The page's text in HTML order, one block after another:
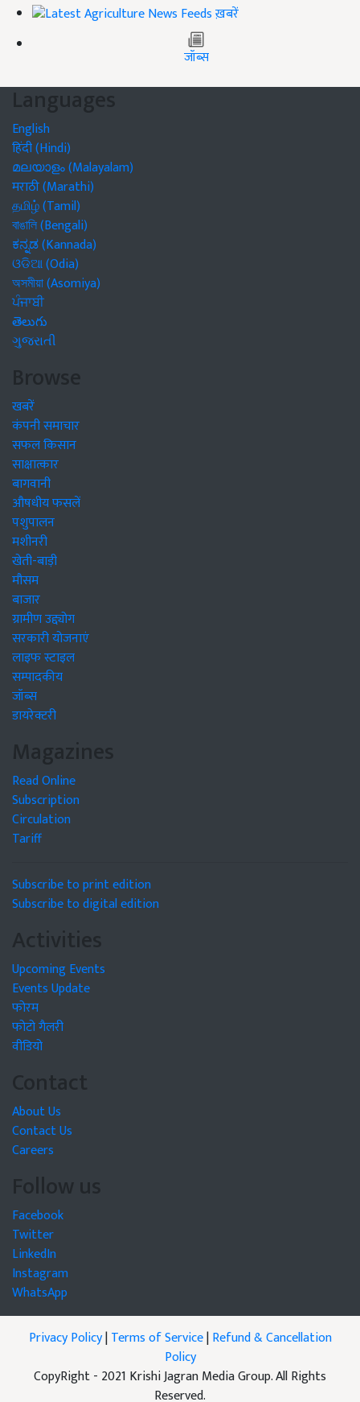
ख़बरें
जॉब्स
Languages
English
हिंदी (Hindi)
മലയാളം (Malayalam)
मराठी (Marathi)
தமிழ் (Tamil)
বাঙালি (Bengali)
ಕನ್ನಡ (Kannada)
ଓଡିଆ (Odia)
অসমীয়া (Asomiya)
ਪੰਜਾਬੀ
తెలుగు
ગુજરાતી
Browse
खबरें
कंपनी समाचार
सफल किसान
साक्षात्कार
बागवानी
औषधीय फसलें
पशुपालन
मशीनरी
खेती-बाड़ी
मौसम
बाजार
ग्रामीण उद्द्योग
सरकारी योजनाएं
लाइफ स्टाइल
सम्पादकीय
जॉब्स
डायरेक्टरी
Magazines
Read Online
Subscription
Circulation
Tariff
Subscribe to print edition
Subscribe to digital edition
Activities
Upcoming Events
Events Update
फोरम
फोटो गैलरी
वीडियो
Contact
About Us
Contact Us
Careers
Follow us
Facebook
Twitter
LinkedIn
Instagram
WhatsApp
Privacy Policy|Terms of Service|Refund & Cancellation
Policy
CopyRight - 2021 Krishi Jagran Media Group. All Rights
Reserved.